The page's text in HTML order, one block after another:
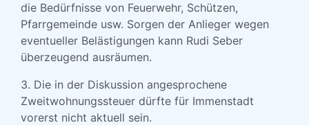
die Bedürfnisse von Feuerwehr, Schützen,
Pfarrgemeinde usw. Sorgen der Anlieger wegen
eventueller Belästigungen kann Rudi Seber
überzeugend ausräumen.
3. Die in der Diskussion angesprochene
Zweitwohnungssteuer dürfte für Immenstadt
vorerst nicht aktuell sein.